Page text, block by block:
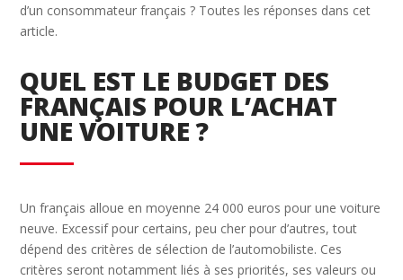
d’un consommateur français ? Toutes les réponses dans cet
article.
QUEL EST LE BUDGET DES
FRANÇAIS POUR L’ACHAT
UNE VOITURE ?
Un français alloue en moyenne 24 000 euros pour une voiture
neuve. Excessif pour certains, peu cher pour d’autres, tout
dépend des critères de sélection de l’automobiliste. Ces
critères seront notamment liés à ses priorités, ses valeurs ou